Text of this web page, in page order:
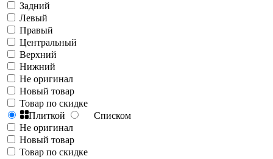
Задний
Левый
Правый
Центральный
Верхний
Нижний
Не оригинал
Новый товар
Товар по скидке
Плиткой
Списком
Не оригинал
Новый товар
Товар по скидке